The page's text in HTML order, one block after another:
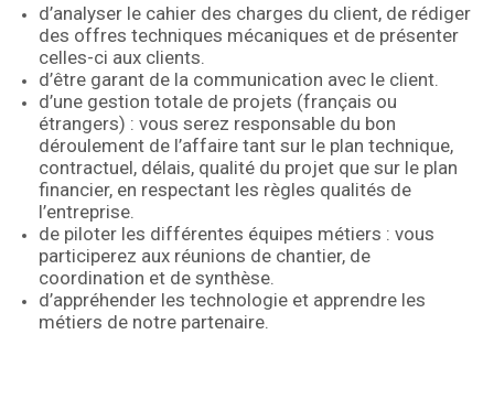
d’analyser le cahier des charges du client, de rédiger
des offres techniques mécaniques et de présenter
celles-ci aux clients.​
d’être garant de la communication avec le client.​
d’une gestion totale de projets (français ou
étrangers) : vous serez responsable du bon
déroulement de l’affaire tant sur le plan technique,
contractuel, délais, qualité du projet que sur le plan
financier, en respectant les règles qualités de
l’entreprise.​
de piloter les différentes équipes métiers : vous
participerez aux réunions de chantier, de
coordination et de synthèse.​
d’appréhender les technologie et apprendre les
métiers de notre partenaire.